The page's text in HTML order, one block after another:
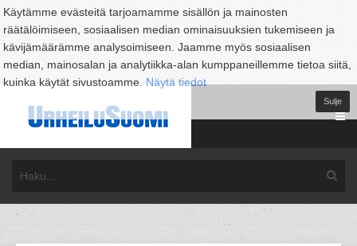
Käytämme evästeitä tarjoamamme sisällön ja mainosten
räätälöimiseen, sosiaalisen median ominaisuuksien tukemiseen ja
kävijämäärämme analysoimiseen. Jaamme myös sosiaalisen
median, mainosalan ja analytiikka-alan kumppaneillemme tietoa siitä,
kuinka käytät sivustoamme. Näytä tiedot
Sulje